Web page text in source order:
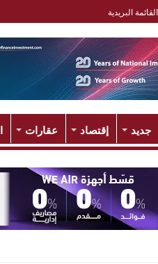
القائمة البريدية
جديد إقتصاد عقارات